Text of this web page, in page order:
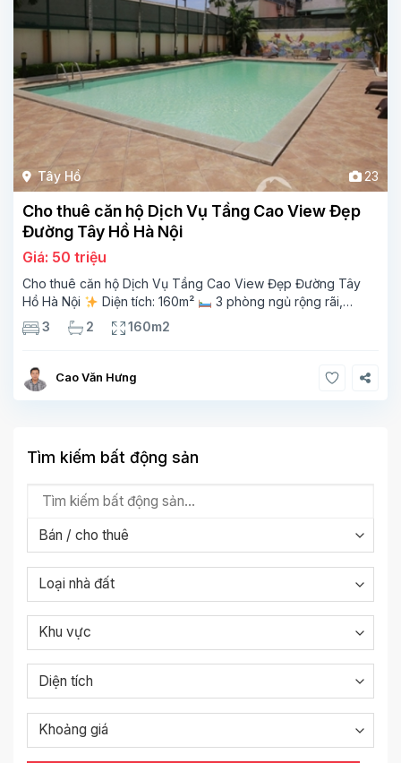
Tây Hồ 23
Cho thuê căn hộ Dịch Vụ Tầng Cao View Đẹp
Đường Tây Hồ Hà Nội
Giá: 50 triệu
Cho thuê căn hộ Dịch Vụ Tầng Cao View Đẹp Đường Tây
Hồ Hà Nội
Diện tích: 160m²
3 phòng ngủ rộng rãi,
thoáng sáng
2 phòng tắm tiện nghi
khách hiện đại, ban công thoáng mát
3 2 160m2
Cao Văn Hưng
Tìm kiếm bất động sản